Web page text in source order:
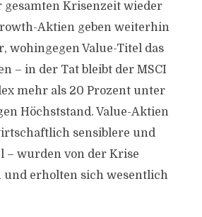
gesamten Krisenzeit wieder
Aktien geben weiterhin
wohingegen Value-Titel das
– in der Tat bleibt der MSCI
mehr als 20 Prozent unter
Höchststand. Value-Aktien
sensiblere und
– wurden von der Krise
erholten sich wesentlich